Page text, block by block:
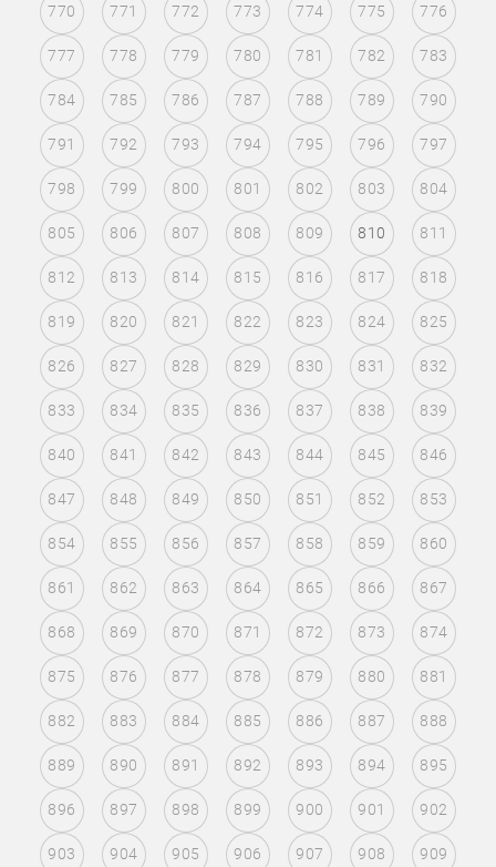
770 771 772 773 774 775 776
777 778 779 780 781 782 783
784 785 786 787 788 789 790
791 792 793 794 795 796 797
798 799 800 801 802 803 804
805 806 807 808 809 810 811
812 813 814 815 816 817 818
819 820 821 822 823 824 825
826 827 828 829 830 831 832
833 834 835 836 837 838 839
840 841 842 843 844 845 846
847 848 849 850 851 852 853
854 855 856 857 858 859 860
861 862 863 864 865 866 867
868 869 870 871 872 873 874
875 876 877 878 879 880 881
882 883 884 885 886 887 888
889 890 891 892 893 894 895
896 897 898 899 900 901 902
903 904 905 906 907 908 909